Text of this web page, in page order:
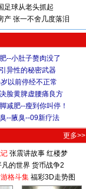
足球从老头抓起
产 张一不舍几度落泪
--小肚子赘肉没了
异性的秘密武器
以前停经不正常
脸黄脾虚腰痛良方
减肥--瘦到你叫停！
--腋臭--09新疗法
更多>>
张震讲故事 红楼梦
凡的世界 货币战争2
格斗集 福彩3D走势图